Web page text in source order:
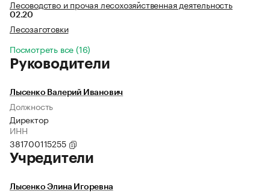
Лесоводство и прочая лесохозяйственная деятельность
02.20
Лесозаготовки
Посмотреть все (16)
Руководители
Лысенко Валерий Иванович
Должность
Директор
ИНН
381700115255
Учредители
Лысенко Элина Игоревна